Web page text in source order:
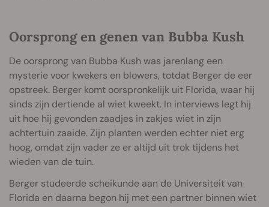
Oorsprong en genen van Bubba Kush
De oorsprong van Bubba Kush was jarenlang een
mysterie voor kwekers en blowers, totdat Berger de eer
opstreek. Berger komt oorspronkelijk uit Florida, waar hij
sinds zijn dertiende al wiet kweekt. In interviews legt hij
uit hoe hij gevonden zaadjes in zakjes wiet in zijn
achtertuin zaaide. Zijn planten werden echter niet erg
hoog, omdat zijn vader ze er altijd uit trok tijdens het
wieden van de tuin.
Berger studeerde scheikunde aan de Universiteit van
Florida en daarna begon hij met een partner binnen wiet